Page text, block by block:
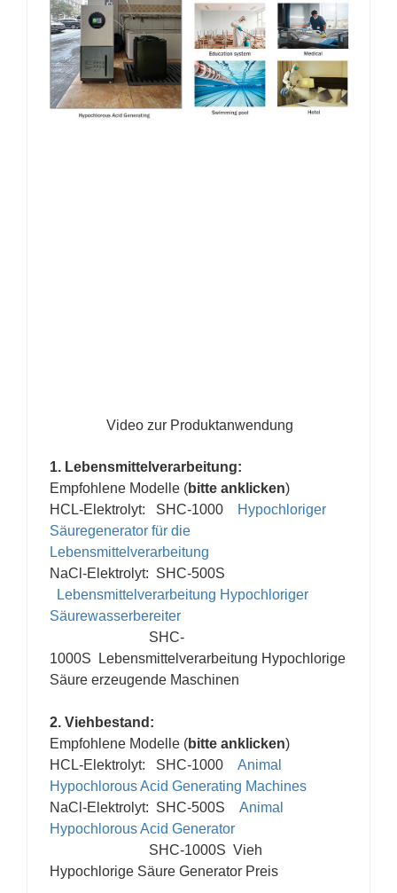
Video zur Produktanwendung
1. Lebensmittelverarbeitung:
Empfohlene Modelle (bitte anklicken)
HCL-Elektrolyt: SHC-1000
Hypochloriger
Säuregenerator für die
Lebensmittelverarbeitung
NaCl-Elektrolyt: SHC-500S
Lebensmittelverarbeitung Hypochloriger
Säurewasserbereiter
SHC-
1000S Lebensmittelverarbeitung Hypochlorige
Säure erzeugende Maschinen
2. Viehbestand :
Empfohlene Modelle (bitte anklicken)
HCL-Elektrolyt: SHC-1000 Animal
Hypochlorous Acid Generating Machines
NaCl-Elektrolyt: SHC-500S Animal
Hypochlorous Acid Generator
SHC-1000S Vieh
Hypochlorige Säure Generator Preis